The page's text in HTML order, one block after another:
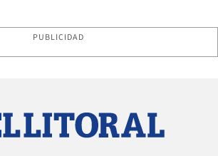
PUBLICIDAD